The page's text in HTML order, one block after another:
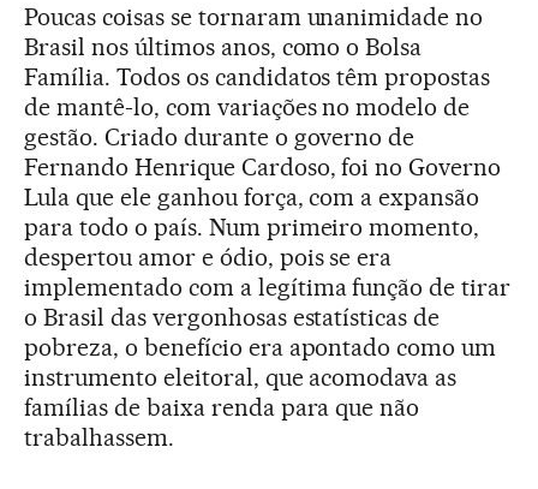
Poucas coisas se tornaram unanimidade no
Brasil nos últimos anos, como o Bolsa
Família. Todos os candidatos têm propostas
de mantê-lo, com variações no modelo de
gestão. Criado durante o governo de
Fernando Henrique Cardoso, foi no Governo
Lula que ele ganhou força, com a expansão
para todo o país. Num primeiro momento,
despertou amor e ódio, pois se era
implementado com a legítima função de tirar
o Brasil das vergonhosas estatísticas de
pobreza, o benefício era apontado como um
instrumento eleitoral, que acomodava as
famílias de baixa renda para que não
trabalhassem.